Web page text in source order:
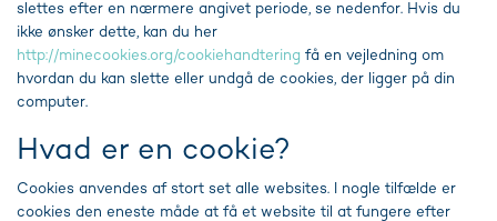
slettes efter en nærmere angivet periode, se nedenfor. Hvis du
ikke ønsker dette, kan du her
http://minecookies.org/cookiehandtering få en vejledning om
hvordan du kan slette eller undgå de cookies, der ligger på din
computer.
Hvad er en cookie?
Cookies anvendes af stort set alle websites. I nogle tilfælde er
cookies den eneste måde at få et website til at fungere efter